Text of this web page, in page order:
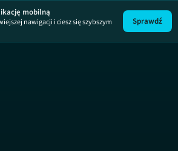
Dumbo
mobilną
nawigacji i ciesz się szybszym
Sprawdź